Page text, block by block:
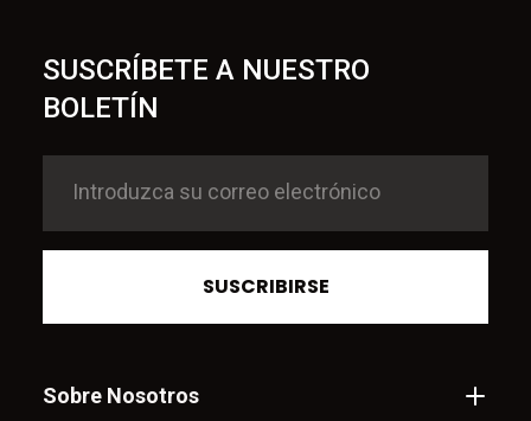
SUSCRÍBETE A NUESTRO
BOLETÍN
SUSCRIBIRSE
Sobre Nosotros